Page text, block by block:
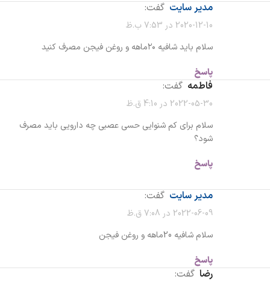
مدیر سایت گفت:
2020-12-10 در 7:53 ب.ظ
سلام باید شافیه ۲۰ماهه و روغن فیجن مصرف کنید
پاسخ
فاطمه گفت:
2022-05-30 در 4:10 ق.ظ
سلام برای کم شنوایی حسی عصبی چه دارویی باید مصرف
شود؟
پاسخ
مدیر سایت گفت:
2022-06-09 در 7:08 ق.ظ
سلام شافیه 20ماهه و روغن فیجن
پاسخ
رضا گفت: